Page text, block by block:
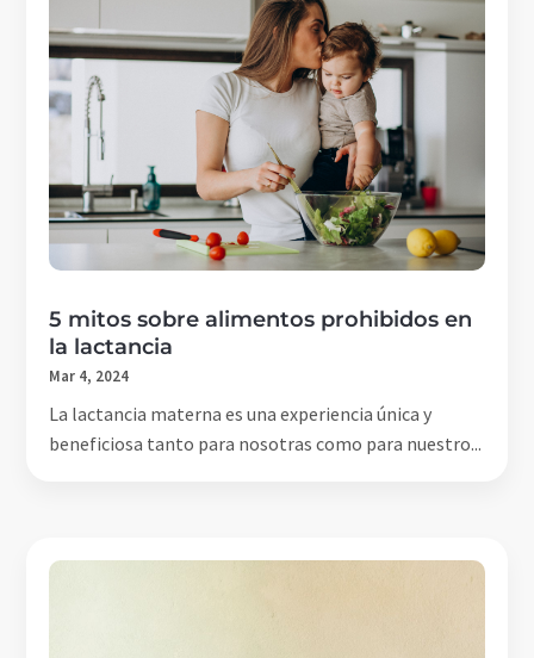
5 mitos sobre alimentos prohibidos en
la lactancia
Mar 4, 2024
La lactancia materna es una experiencia única y
beneficiosa tanto para nosotras como para nuestro...